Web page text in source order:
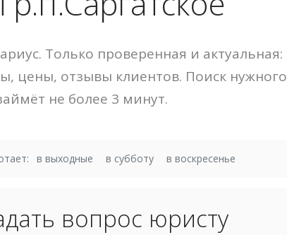
Только проверенная и актуальная:
цены, отзывы клиентов. Поиск нужного
не более 3 минут.
в выходные в субботу в воскресенье
вопрос юристу